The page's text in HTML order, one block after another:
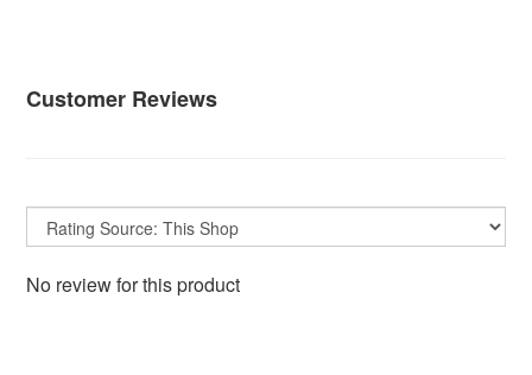
Customer Reviews
No review for this product